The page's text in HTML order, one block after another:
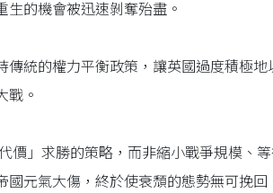
的機會被迅速剝奪殆盡。
統的權力平衡政策，讓英國過度積極地
戰。
價」求勝的策略，而非縮小戰爭規模、
元氣大傷，終於使衰頹的態勢無可挽回